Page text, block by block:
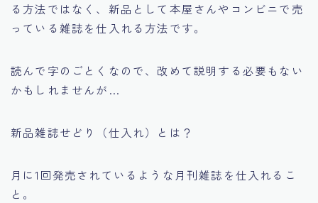
る方法ではなく、新品として本屋さんやコンビニで売
っている雑誌を仕入れる方法です。
読んで字のごとくなので、改めて説明する必要もない
かもしれませんが…
新品雑誌せどり（仕入れ）とは？
月に1回発売されているような月刊雑誌を仕入れるこ
と。